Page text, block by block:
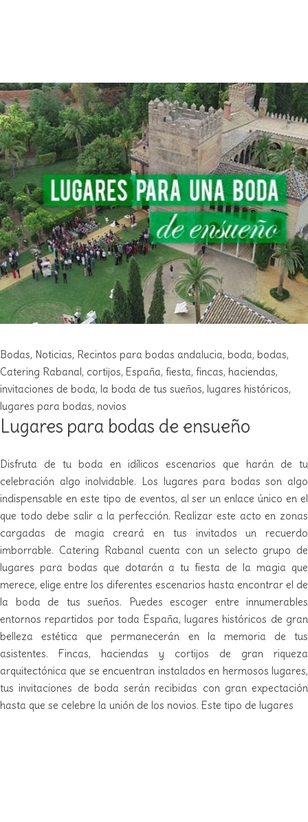
Bodas, Noticias, Recintos para bodas andalucia, boda, bodas,
Catering Rabanal, cortijos, España, fiesta, fincas, haciendas,
invitaciones de boda, la boda de tus sueños, lugares históricos,
lugares para bodas, novios
Lugares para bodas de ensueño
Disfruta de tu boda en idílicos escenarios que harán de tu
celebración algo inolvidable. Los lugares para bodas son algo
indispensable en este tipo de eventos, al ser un enlace único en el
que todo debe salir a la perfección. Realizar este acto en zonas
cargadas de magia creará en tus invitados un recuerdo
imborrable. Catering Rabanal cuenta con un selecto grupo de
lugares para bodas que dotarán a tu fiesta de la magia que
merece, elige entre los diferentes escenarios hasta encontrar el de
la boda de tus sueños. Puedes escoger entre innumerables
entornos repartidos por toda España, lugares históricos de gran
belleza estética que permanecerán en la memoria de tus
asistentes. Fincas, haciendas y cortijos de gran riqueza
arquitectónica que se encuentran instalados en hermosos lugares,
tus invitaciones de boda serán recibidas con gran expectación
hasta que se celebre la unión de los novios. Este tipo de lugares